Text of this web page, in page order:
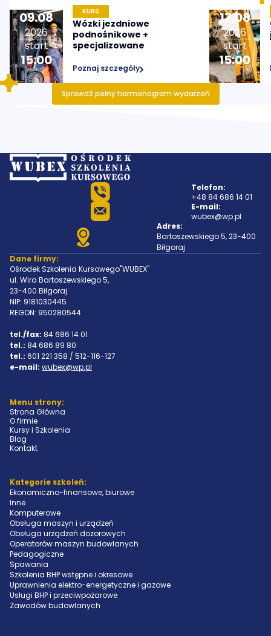
09.08
2026
start
15:00
KURS
Wózki jezdniowe
podnośnikowe +
specjalizowane
Poznaj szczegóły
17.08
2026
start
15:00
Sprawdź pełny harmonogram wydarzeń
Telefon:
+48 84 686 14 01
E-mail:
wubex@wp.pl
Adres:
Bartoszewskiego 5, 23-400
Biłgoraj
Dane firmy:
Ośrodek Szkolenia Kursowego"WUBEX"
ul. Wira Bartoszewskiego 5,
23-400 Biłgoraj
NIP: 9181030445
REGON: 950280544
tel./fax: 84 686 14 01
tel.: 84 686 89 80
tel.: 601 221 358 / 512-116-127
e-mail: wubex@wp.pl
Menu strony:
Strona Główna
O firmie
Kursy i Szkolenia
Blog
Kontakt
Kategorie szkoleń:
Ekonomiczno-finansowe, biurowe
Inne
Komputerowe
Obsługa maszyn i urządzeń
Obsługa urządzeń dozorowych
Operatorów maszyn budowlanych
Pedagogiczne
Spawania
Szkolenia BHP wstępne i okresowe
Uprawnienia elektro-energetyczne i gazowe
Usługi BHP i przeciwpożarowe
Zawodów budowlanych